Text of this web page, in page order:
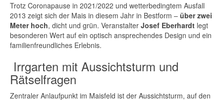
Trotz Coronapause in 2021/2022 und wetterbedingtem Ausfall
2013 zeigt sich der Mais in diesem Jahr in Bestform – über zwei
Meter hoch, dicht und grün. Veranstalter Josef Eberhardt legt
besonderen Wert auf ein optisch ansprechendes Design und ein
familienfreundliches Erlebnis.
Irrgarten mit Aussichtsturm und
Rätselfragen
Zentraler Anlaufpunkt im Maisfeld ist der Aussichtsturm, auf den